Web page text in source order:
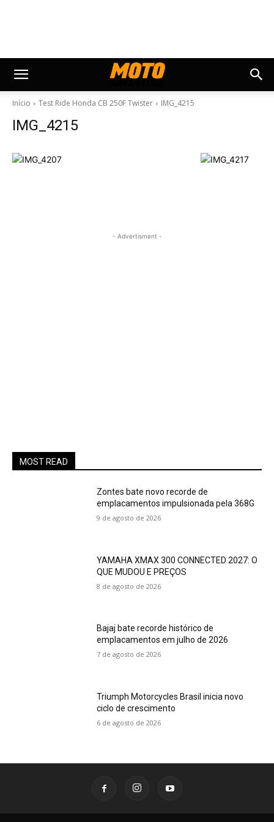
Início Test Ride Honda CB 250F Twister IMG_4215
IMG_4215
- Advertisment -
MOST READ
Zontes bate novo recorde de
emplacamentos impulsionada pela 368G
9 de agosto de 2026
YAMAHA XMAX 300 CONNECTED 2027: O
QUE MUDOU E PREÇOS
8 de agosto de 2026
Bajaj bate recorde histórico de
emplacamentos em julho de 2026
7 de agosto de 2026
Triumph Motorcycles Brasil inicia novo
ciclo de crescimento
6 de agosto de 2026